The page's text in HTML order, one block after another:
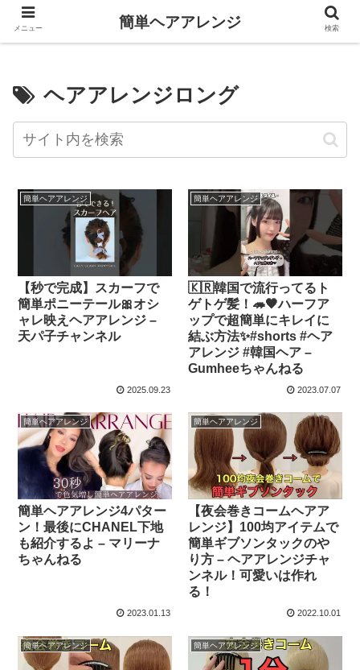
ヘアアレンジロング
簡単ヘアアレンジ
【秒で完成】スカーフで
簡単ポニーテール🎀オシ
ャレ映えヘアアレンジ –
天パ子チャンネル
2025.09.23
簡単ヘアアレンジ
🇰🇷韓国で流行ってるト
ゲトゲ髪！🦔🖤ハーフア
ップで超簡単にキレイに
結ぶ方法✨#shorts #ヘア
アレンジ #韓国ヘア –
Gumheeちゃんねる
2023.07.07
簡単ヘアアレンジ
簡単ヘアアレンジ4パター
ン！最後にCHANEL下地
も紹介するよ – マリーナ
ちゃんねる
2023.01.13
簡単ヘアアレンジ
【夜会巻きコームヘアア
レンジ】100均アイテムで
簡単ギブソンタックのや
り方 – ヘアアレンジチャ
ンネル！可愛いは作れ
る！
2022.10.01
簡単ヘアアレンジ 簡単ヘアアレンジ
メニュー 簡単ヘアアレンジ 検索